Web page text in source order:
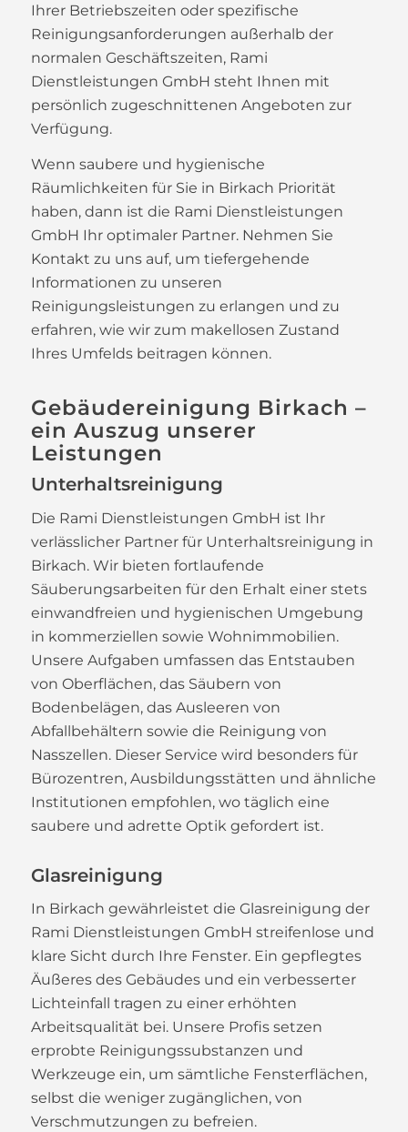
Ihrer Betriebszeiten oder spezifische
Reinigungsanforderungen außerhalb der
normalen Geschäftszeiten, Rami
Dienstleistungen GmbH steht Ihnen mit
persönlich zugeschnittenen Angeboten zur
Verfügung.
Wenn saubere und hygienische
Räumlichkeiten für Sie in Birkach Priorität
haben, dann ist die Rami Dienstleistungen
GmbH Ihr optimaler Partner. Nehmen Sie
Kontakt zu uns auf, um tiefergehende
Informationen zu unseren
Reinigungsleistungen zu erlangen und zu
erfahren, wie wir zum makellosen Zustand
Ihres Umfelds beitragen können.
Gebäudereinigung Birkach –
ein Auszug unserer
Leistungen
Unterhaltsreinigung
Die Rami Dienstleistungen GmbH ist Ihr
verlässlicher Partner für Unterhaltsreinigung in
Birkach. Wir bieten fortlaufende
Säuberungsarbeiten für den Erhalt einer stets
einwandfreien und hygienischen Umgebung
in kommerziellen sowie Wohnimmobilien.
Unsere Aufgaben umfassen das Entstauben
von Oberflächen, das Säubern von
Bodenbelägen, das Ausleeren von
Abfallbehältern sowie die Reinigung von
Nasszellen. Dieser Service wird besonders für
Bürozentren, Ausbildungsstätten und ähnliche
Institutionen empfohlen, wo täglich eine
saubere und adrette Optik gefordert ist.
Glasreinigung
In Birkach gewährleistet die Glasreinigung der
Rami Dienstleistungen GmbH streifenlose und
klare Sicht durch Ihre Fenster. Ein gepflegtes
Äußeres des Gebäudes und ein verbesserter
Lichteinfall tragen zu einer erhöhten
Arbeitsqualität bei. Unsere Profis setzen
erprobte Reinigungssubstanzen und
Werkzeuge ein, um sämtliche Fensterflächen,
selbst die weniger zugänglichen, von
Verschmutzungen zu befreien.